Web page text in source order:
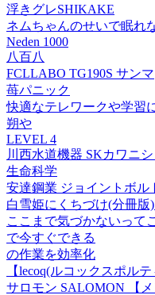
浮きグレSHIKAKE
ネムちゃんのせいで眠れ
Neden 1000
八百八
FCLLABO TG190S サンマ
苺パニック
快適なテレワークや学習
朔や
LEVEL 4
川西水道機器 SKカワニ
生命科学
安達鋼業 ジョイントボル
白雪姫にくちづけ(分冊版)
ここまで気づかないって
で今すぐできる
の作業を効率化
【lecoq(ルコックスポル
サロモン SALOMON 【